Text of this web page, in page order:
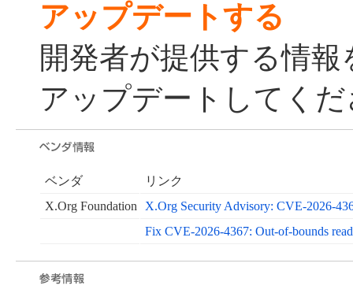
アップデートする
開発者が提供する情
アップデートしてく
ベンダ
リンク
X.Org Foundation
X.Org Security Advisory: CVE-2026-
Fix CVE-2026-4367: Out-of-bounds